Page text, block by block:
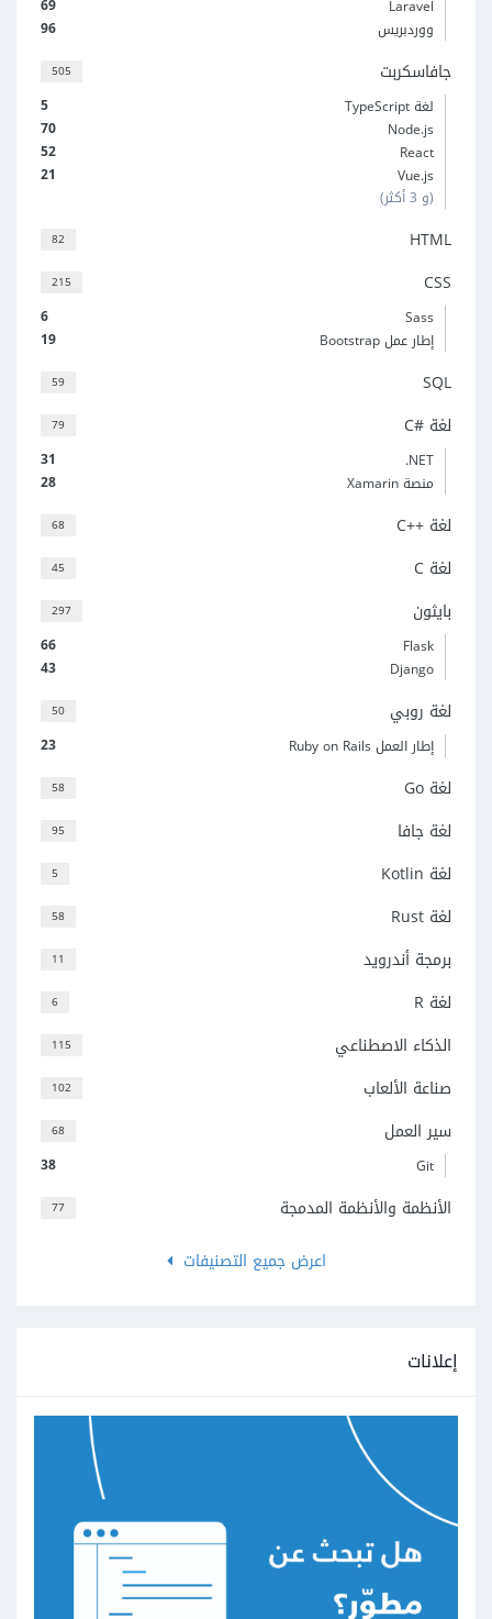
69
Laravel
96
ووردبريس
505 جافاسكربت
5
لغة TypeScript
70
Node.js
52
React
21
Vue.js
(و 3 أكثر)
82 HTML
215 CSS
6
Sass
19
إطار عمل Bootstrap
59 SQL
79 لغة C#‎
31
‎.NET
28
منصة Xamarin
68 لغة C++‎
45 لغة C
297 بايثون
66
Flask
43
Django
50 لغة روبي
23 إطار العمل Ruby on Rails
58 لغة Go
95 لغة جافا
5 لغة Kotlin
58 لغة Rust
11 برمجة أندرويد
6 لغة R
115 الذكاء الاصطناعي
102 صناعة الألعاب
68 سير العمل
38 Git
77
الأنظمة والأنظمة المدمجة
اعرض جميع التصنيفات
إعلانات